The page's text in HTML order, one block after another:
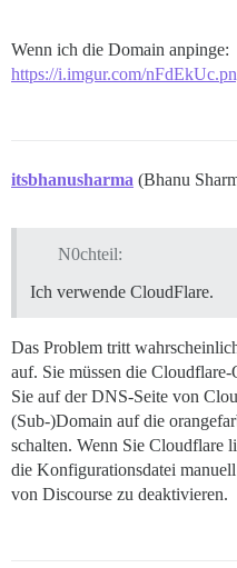
Wenn ich die Domain anpinge:
https://i.imgur.com/
itsbhanusharma (Bhanu
N0chteil:
Ich verwende CloudFlare.
Das Problem tritt
auf. Sie müssen die
Sie auf der DNS-Seite von
(Sub-)Domain auf die
schalten. Wenn Sie Cloudflare
die Konfigurationsdatei
von Discourse zu deaktivieren.